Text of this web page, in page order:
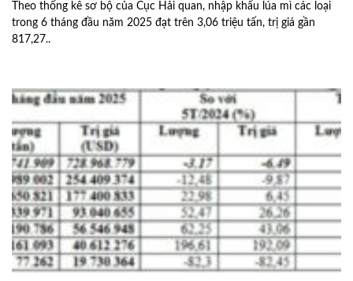
Theo thống kê sơ bộ của Cục Hải quan, nhập khẩu lúa mì các loại
trong 6 tháng đầu năm 2025 đạt trên 3,06 triệu tấn, trị giá gần
817,27..